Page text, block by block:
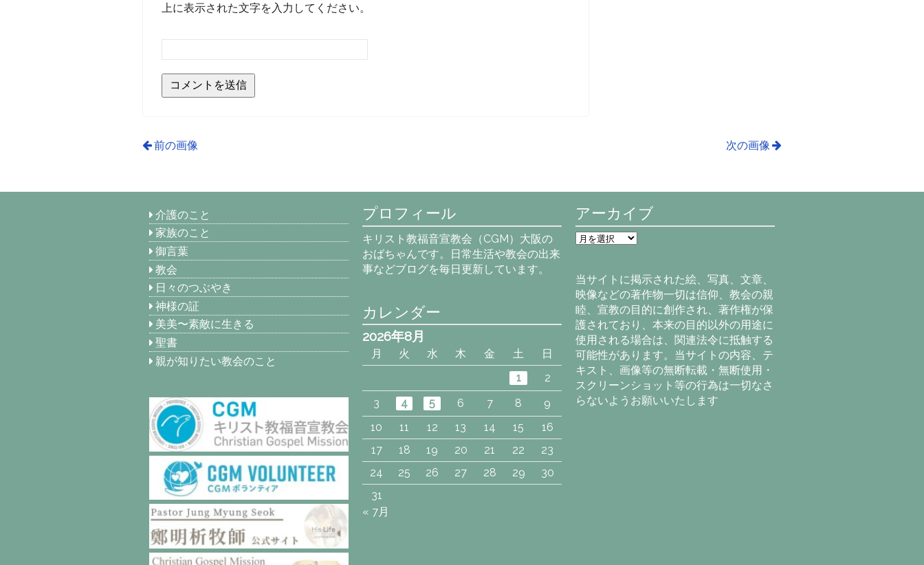
上に表示された文字を入力してください。
次の画像
前の画像
介護のこと
家族のこと
御言葉
教会
日々のつぶやき
神様の証
美美〜素敵に生きる
聖書
親が知りたい教会のこと
プロフィール
キリスト教福音宣教会（CGM）大阪の
おばちゃんです。日常生活や教会の出来
事などブログを毎日更新しています。
アーカイブ
ア
ー
ブ
当サイトに掲示された絵、写真、文章、
映像などの著作物一切は信仰、教会の親
睦、宣教の目的に創作され、著作権が保
護されており、本来の目的以外の用途に
使用される場合は、関連法令に抵触する
可能性があります。当サイトの内容、テ
キスト、画像等の無断転載・無断使用・
スクリーンショット等の行為は一切なさ
らないようお願いいたします
カレンダー
2026年8月
月 火 水 木 金 土
日
1
2
3
4 5 6 7 8
9
10
11 12 13 14 15
16
17
18 19 20 21 22
23
24
25 26 27 28 29
30
31
« 7月